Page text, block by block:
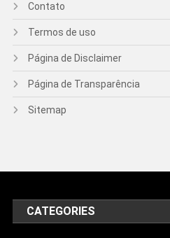
Contato
Termos de uso
Página de Disclaimer
Página de Transparência
Sitemap
CATEGORIES